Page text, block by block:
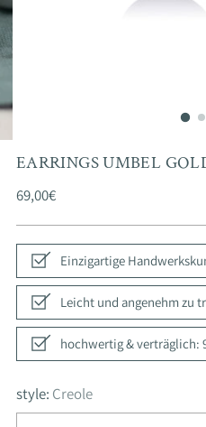
EARRINGS UMBEL
Regular
69,00€
Einzigartige
Leicht und angenehm zu
hochwertig & verträglich:
style: Creole